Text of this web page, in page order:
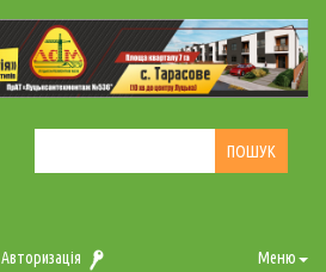
Авторизація Меню